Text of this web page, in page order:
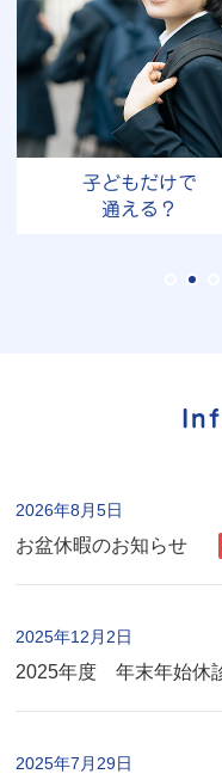
子どもだけで
通える？
2026年8月5日
お盆休暇のお知らせ
2025年12月2日
2025年度 年末年始休
2025年7月29日